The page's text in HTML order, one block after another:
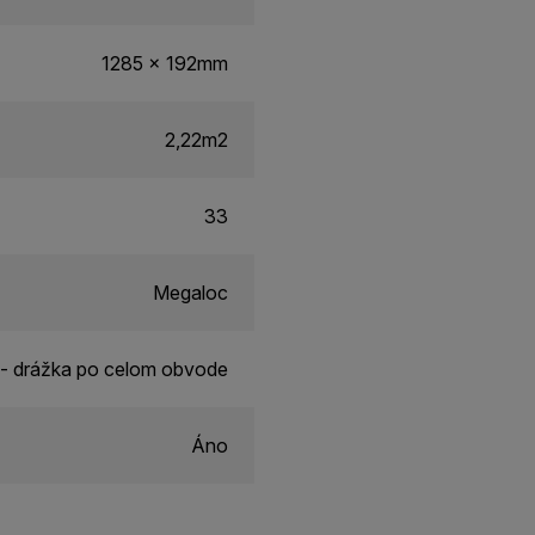
1285 x 192mm
2,22m2
33
Megaloc
drážka po celom obvode
Áno